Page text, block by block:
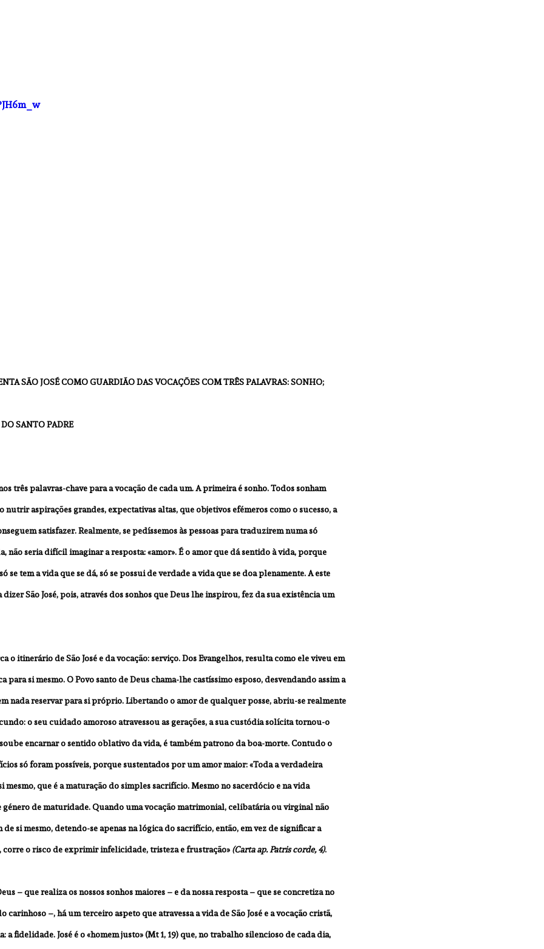
SÃO JOSÉ COMO GUARDIÃO DAS VOCAÇÕES COM TRÊS PALAVRAS: SONHO;
SANTO PADRE
três palavras-chave para a vocação de cada um. A primeira é sonho. Todos sonham
nutrir aspirações grandes, expectativas altas, que objetivos efémeros como o sucesso, a
satisfazer. Realmente, se pedíssemos às pessoas para traduzirem numa só
não seria difícil imaginar a resposta: «amor». É o amor que dá sentido à vida, porque
se tem a vida que se dá, só se possui de verdade a vida que se doa plenamente. A este
São José, pois, através dos sonhos que Deus lhe inspirou, fez da sua existência um
o itinerário de São José e da vocação: serviço. Dos Evangelhos, resulta como ele viveu em
para si mesmo. O Povo santo de Deus chama-lhe castíssimo esposo, desvendando assim a
nada reservar para si próprio. Libertando o amor de qualquer posse, abriu-se realmente
o seu cuidado amoroso atravessou as gerações, a sua custódia solícita tornou-o
encarnar o sentido oblativo da vida, é também patrono da boa-morte. Contudo o
só foram possíveis, porque sustentados por um amor maior: «Toda a verdadeira
mesmo, que é a maturação do simples sacrifício. Mesmo no sacerdócio e na vida
género de maturidade. Quando uma vocação matrimonial, celibatária ou virginal não
si mesmo, detendo-se apenas na lógica do sacrifício, então, em vez de significar a
corre o risco de exprimir infelicidade, tristeza e frustração» (Carta ap. Patris corde, 4).
– que realiza os nossos sonhos maiores – e da nossa resposta – que se concretiza no
–, há um terceiro aspeto que atravessa a vida de São José e a vocação cristã,
a fidelidade. José é o «homem justo» (Mt 1, 19) que, no trabalho silencioso de cada dia,